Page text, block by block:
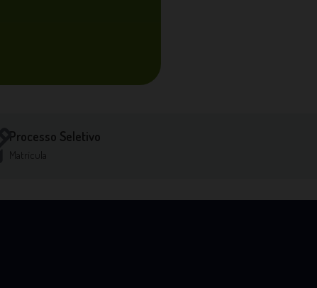
Processo Seletivo
Matrícula